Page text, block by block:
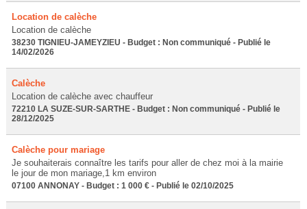
Location de calèche
Location de calèche
38230 TIGNIEU-JAMEYZIEU - Budget : Non communiqué - Publié le
14/02/2026
Calèche
Location de calèche avec chauffeur
72210 LA SUZE-SUR-SARTHE - Budget : Non communiqué - Publié le
28/12/2025
Calèche pour mariage
Je souhaiterais connaître les tarifs pour aller de chez moi à la mairie
le jour de mon mariage,1 km environ
07100 ANNONAY - Budget : 1 000 € - Publié le 02/10/2025